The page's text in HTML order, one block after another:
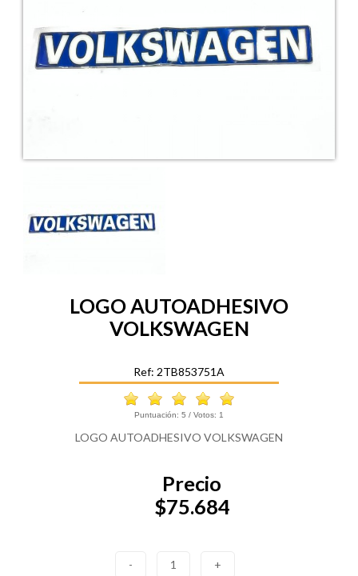
LOGO AUTOADHESIVO
VOLKSWAGEN
Ref: 2TB853751A
Puntuación: 5 / Votos: 1
LOGO AUTOADHESIVO VOLKSWAGEN
Precio
$75.684
- 1 +